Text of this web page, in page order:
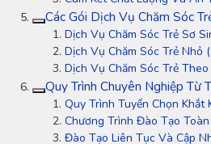
Các Gói Dịch Vụ Chăm Sóc
Dịch Vụ Chăm Sóc Trẻ Sơ
Dịch Vụ Chăm Sóc Trẻ Nhỏ
Dịch Vụ Chăm Sóc Trẻ
Quy Trình Chuyên Nghiệp Từ
Quy Trình Tuyển Chọn Khắt
Chương Trình Đào Tạo Toàn
Đào Tạo Liên Tục Và Cập